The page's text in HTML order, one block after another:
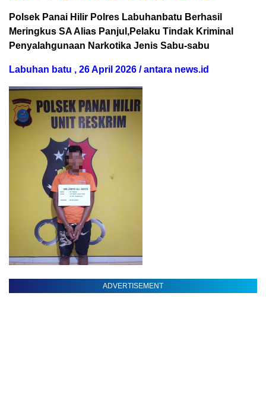
Polsek Panai Hilir Polres Labuhanbatu Berhasil
Meringkus SA Alias Panjul,Pelaku Tindak Kriminal
Penyalahgunaan Narkotika Jenis Sabu-sabu
Labuhan batu , 26 April 2026 / antara news.id
ADVERTISEMENT